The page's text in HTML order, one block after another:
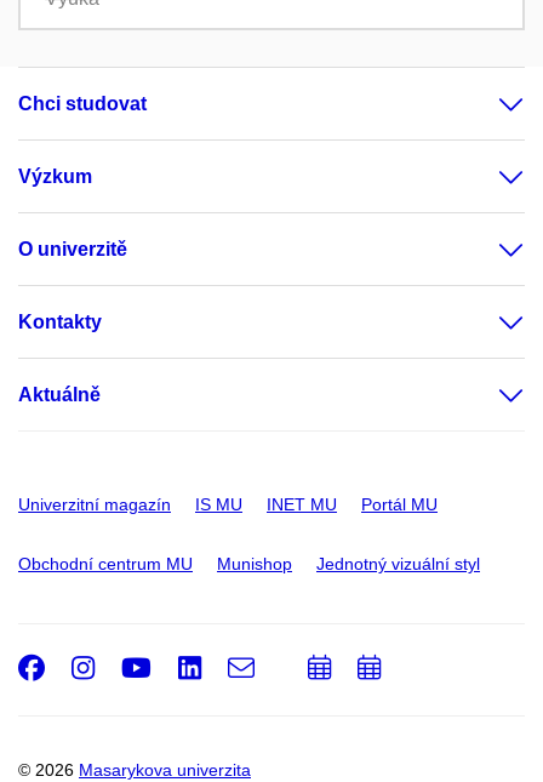
Chci studovat
Výzkum
O univerzitě
Kontakty
Aktuálně
Univerzitní magazín IS MU INET MU Portál MU
Obchodní centrum MU Munishop Jednotný vizuální styl
© 2026 Masarykova univerzita
Facebook
Instagram
Youtube
LinkedIn
e-
PřidatPřidat